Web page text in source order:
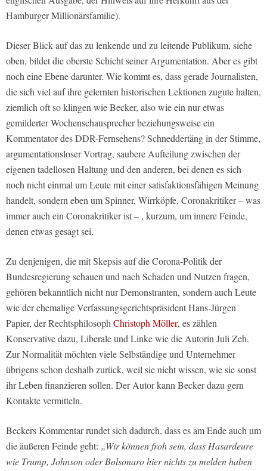
Hamburger Millionärsfamilie).
Dieser Blick auf das zu lenkende und zu leitende Publikum, siehe
oben, bildet die oberste Schicht seiner Argumentation. Aber es gibt
noch eine Ebene darunter. Wie kommt es, dass gerade Journalisten,
die sich viel auf ihre gelernten historischen Lektionen zugute halten,
ziemlich oft so klingen wie Becker, also wie ein nur etwas
gemilderter Wochenschausprecher beziehungsweise ein
Kommentator des DDR-Fernsehens? Schneddertäng in der Stimme,
argumentationsloser Vortrag, saubere Aufteilung zwischen der
eigenen tadellosen Haltung und den anderen, bei denen es sich
noch nicht einmal um Leute mit einer satisfaktionsfähigen Meinung
handelt, sondern eben um Spinner, Wirrköpfe, Coronakritiker – was
immer auch ein Coronakritiker ist – , kurzum, um innere Feinde,
denen etwas gesagt sei.
Zu denjenigen, die mit Skepsis auf die Corona-Politik der
Bundesregierung schauen und nach Schaden und Nutzen fragen,
gehören bekanntlich nicht nur Demonstranten, sondern auch Leute
wie der ehemalige Verfassungsgerichtspräsident Hans-Jürgen
Papier, der RechtsphilosophChristoph Möller, es zählen
Konservative dazu, Liberale und Linke wie die Autorin Juli Zeh.
Zur Normalität möchten viele Selbständige und Unternehmer
übrigens schon deshalb zurück, weil sie nicht wissen, wie sie sonst
ihr Leben finanzieren sollen. Der Autor kann Becker dazu gern
Kontakte vermitteln.
Beckers Kommentar rundet sich dadurch, dass es am Ende auch um
die äußeren Feinde geht: „Wir können froh sein, dass Hasardeure
wie Trump, Johnson oder Bolsonaro hier nichts zu melden haben